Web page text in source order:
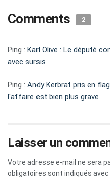
Comments 2
Ping : Karl Olive : Le député
avec sursis
Ping : Andy Kerbrat pris en
l'affaire est bien plus grave
Laisser un
Votre adresse e-mail ne sera
obligatoires sont indiqués avec